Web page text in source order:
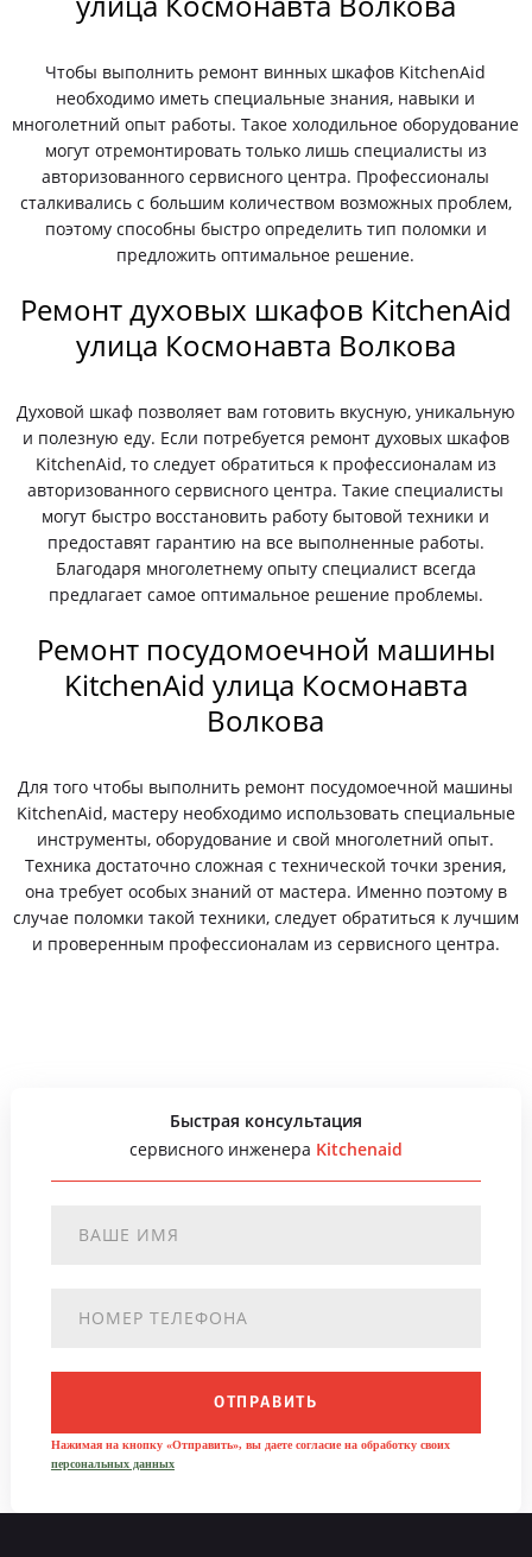
Чтобы выполнить ремонт винных шкафов KitchenAid
необходимо иметь специальные знания, навыки и
многолетний опыт работы. Такое холодильное оборудование
могут отремонтировать только лишь специалисты из
авторизованного сервисного центра. Профессионалы
сталкивались с большим количеством возможных проблем,
поэтому способны быстро определить тип поломки и
предложить оптимальное решение.
Ремонт духовых шкафов KitchenAid
улица Космонавта Волкова
Духовой шкаф позволяет вам готовить вкусную, уникальную
и полезную еду. Если потребуется ремонт духовых шкафов
KitchenAid, то следует обратиться к профессионалам из
авторизованного сервисного центра. Такие специалисты
могут быстро восстановить работу бытовой техники и
предоставят гарантию на все выполненные работы.
Благодаря многолетнему опыту специалист всегда
предлагает самое оптимальное решение проблемы.
Ремонт посудомоечной машины
KitchenAid улица Космонавта
Волкова
Для того чтобы выполнить ремонт посудомоечной машины
KitchenAid, мастеру необходимо использовать специальные
инструменты, оборудование и свой многолетний опыт.
Техника достаточно сложная с технической точки зрения,
она требует особых знаний от мастера. Именно поэтому в
случае поломки такой техники, следует обратиться к лучшим
и проверенным профессионалам из сервисного центра.
Быстрая консультация
сервисного инженера Kitchenaid
ОТПРАВИТЬ
Нажимая на кнопку «Отправить», вы даете согласие на обработку своих
персональных данных